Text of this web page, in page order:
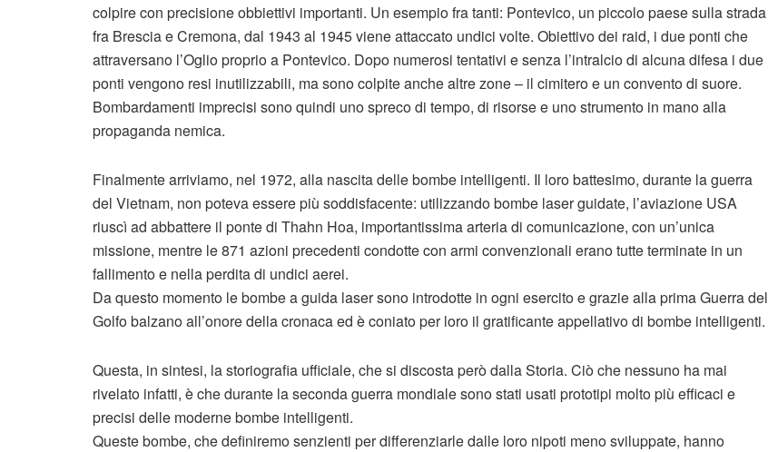
colpire con precisione obbiettivi importanti. Un esempio fra tanti: Pontevico, un piccolo paese sulla strada
fra Brescia e Cremona, dal 1943 al 1945 viene attaccato undici volte. Obiettivo dei raid, i due ponti che
attraversano l’Oglio proprio a Pontevico. Dopo numerosi tentativi e senza l’intralcio di alcuna difesa i due
ponti vengono resi inutilizzabili, ma sono colpite anche altre zone – il cimitero e un convento di suore.
Bombardamenti imprecisi sono quindi uno spreco di tempo, di risorse e uno strumento in mano alla
propaganda nemica.
Finalmente arriviamo, nel 1972, alla nascita delle bombe intelligenti. Il loro battesimo, durante la guerra
del Vietnam, non poteva essere più soddisfacente: utilizzando bombe laser guidate, l’aviazione USA
riuscì ad abbattere il ponte di Thahn Hoa, importantissima arteria di comunicazione, con un’unica
missione, mentre le 871 azioni precedenti condotte con armi convenzionali erano tutte terminate in un
fallimento e nella perdita di undici aerei.
Da questo momento le bombe a guida laser sono introdotte in ogni esercito e grazie alla prima Guerra del
Golfo balzano all’onore della cronaca ed è coniato per loro il gratificante appellativo di bombe intelligenti.
Questa, in sintesi, la storiografia ufficiale, che si discosta però dalla Storia. Ciò che nessuno ha mai
rivelato infatti, è che durante la seconda guerra mondiale sono stati usati prototipi molto più efficaci e
precisi delle moderne bombe intelligenti.
Queste bombe, che definiremo senzienti per differenziarle dalle loro nipoti meno sviluppate, hanno